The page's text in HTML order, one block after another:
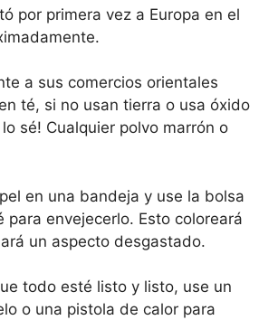
por primera vez a Europa en el
a sus comercios orientales
té, si no usan tierra o usa óxido
sé! Cualquier polvo marrón o
en una bandeja y use la bolsa
para envejecerlo. Esto coloreará
un aspecto desgastado.
todo esté listo y listo, use un
o una pistola de calor para